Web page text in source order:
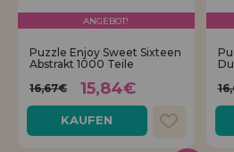
ANGEBOT!
Puzzle Enjoy Sweet Sixteen
Abstrakt 1000 Teile
16,67€
15,84€
KAUFEN